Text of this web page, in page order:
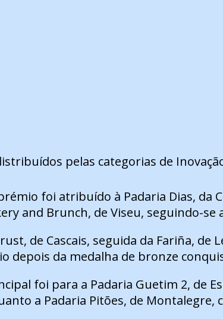
pelas categorias de
foi atribuído à Padaria Dias, da
and Brunch, de Viseu, seguindo-se
de Cascais, seguida da Fariña, de
depois da medalha de bronze
foi para a Padaria Guetim 2, de
a Padaria Pitões, de Montalegre,